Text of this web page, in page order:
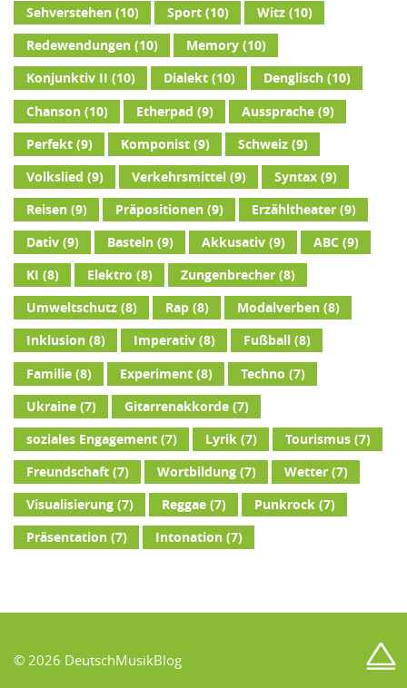
Sehverstehen(10) Sport(10) Witz(10)
Redewendungen(10) Memory(10)
Konjunktiv II (10) Dialekt(10) Denglisch(10)
Chanson(10) Etherpad (9) Aussprache(9)
Perfekt(9) Komponist(9) Schweiz(9)
Volkslied (9) Verkehrsmittel(9) Syntax(9)
Reisen(9) Präpositionen(9) Erzähltheater(9)
Dativ(9) Basteln(9) Akkusativ(9) ABC (9)
KI (8) Elektro (8) Zungenbrecher(8)
Umweltschutz(8) Rap(8) Modalverben(8)
Inklusion(8) Imperativ(8) Fußball (8)
Familie(8) Experiment(8) Techno (7)
Ukraine(7) Gitarrenakkorde(7)
soziales Engagement(7) Lyrik(7) Tourismus(7)
Freundschaft(7) Wortbildung(7) Wetter(7)
Visualisierung(7) Reggae(7) Punkrock(7)
Präsentation(7) Intonation(7)
© 2026 DeutschMusikBlog